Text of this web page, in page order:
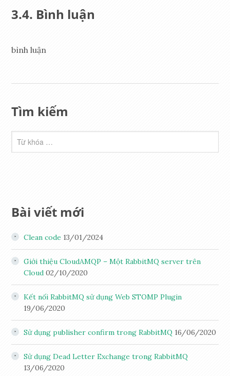
Bình luận
bình luận
Tìm kiếm
Bài viết mới
Clean code 13/01/2024
Giới thiệu CloudAMQP – Một RabbitMQ server trên
Cloud 02/10/2020
Kết nối RabbitMQ sử dụng Web STOMP Plugin
19/06/2020
Sử dụng publisher confirm trong RabbitMQ 16/06/2020
Sử dụng Dead Letter Exchange trong RabbitMQ
13/06/2020